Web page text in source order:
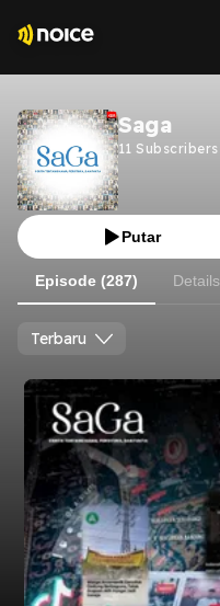
Saga
11 Subscribers
Putar
Episode (287) Details
Terbaru